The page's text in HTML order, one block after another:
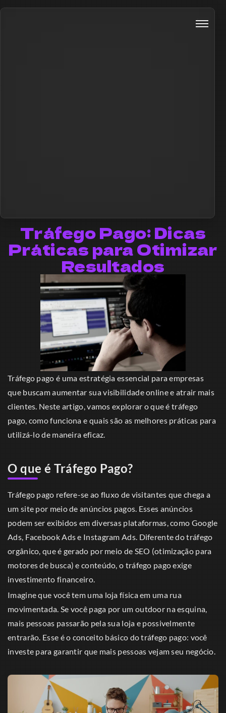
Tráfego Pago: Dicas
Práticas para Otimizar
Resultados
Tráfego pago é uma estratégia essencial para empresas
que buscam aumentar sua visibilidade online e atrair mais
clientes. Neste artigo, vamos explorar o que é tráfego
pago, como funciona e quais são as melhores práticas para
utilizá-lo de maneira eficaz.
O que é Tráfego Pago?
Tráfego pago refere-se ao fluxo de visitantes que chega a
um site por meio de anúncios pagos. Esses anúncios
podem ser exibidos em diversas plataformas, como Google
Ads, Facebook Ads e Instagram Ads. Diferente do tráfego
orgânico, que é gerado por meio de SEO (otimização para
motores de busca) e conteúdo, o tráfego pago exige
investimento financeiro.
Imagine que você tem uma loja física em uma rua
movimentada. Se você paga por um outdoor na esquina,
mais pessoas passarão pela sua loja e possivelmente
entrarão. Esse é o conceito básico do tráfego pago: você
investe para garantir que mais pessoas vejam seu negócio.